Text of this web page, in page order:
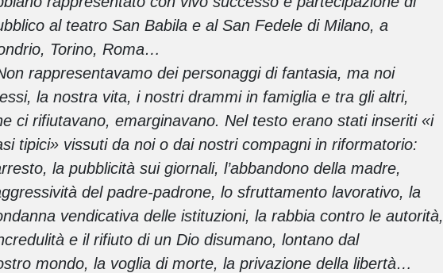
al teatro San Babila e al San Fedele di Milano, a
Torino, Roma…
rappresentavamo dei personaggi di fantasia, ma noi
la nostra vita, i nostri drammi in famiglia e tra gli altri,
ci rifiutavano, emarginavano. Nel testo erano stati inseriti «i
tipici» vissuti da noi o dai nostri compagni in riformatorio:
la pubblicità sui giornali, l’abbandono della madre,
del padre-padrone, lo sfruttamento lavorativo, la
vendicativa delle istituzioni, la rabbia contro le autorità,
e il rifiuto di un Dio disumano, lontano dal
mondo, la voglia di morte, la privazione della libertà…